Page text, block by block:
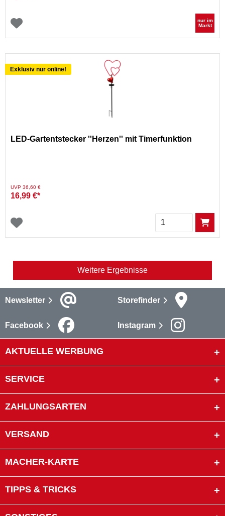
nur im
Markt
Exklusiv nur online!
LED-Gartentstecker ''Herzen'' mit Timerfunktion
Preis reduziert von
UVP 36,60 €auf
16,99 €*
Menge
Weitere Ergebnisse
Newsletter Storefinder
Facebook Instagram
AKTUELLE WERBUNG
SERVICE
ZAHLUNGSARTEN
VERSAND
MACHER-KARTE
TIPPS & TRICKS